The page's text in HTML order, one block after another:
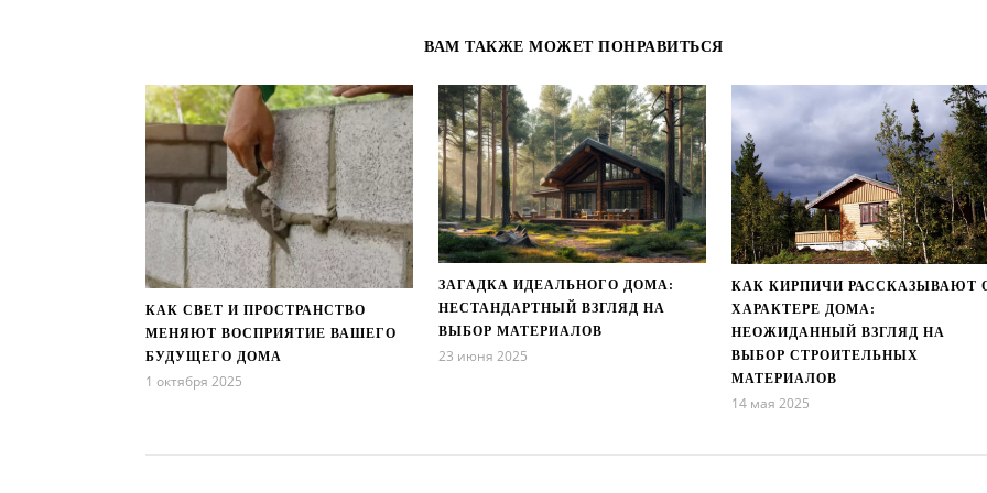
ВАМ ТАКЖЕ МОЖЕТ ПОНРАВИТЬСЯ
КАК СВЕТ И ПРОСТРАНСТВО
МЕНЯЮТ ВОСПРИЯТИЕ ВАШЕГО
БУДУЩЕГО ДОМА
1 октября 2025
ЗАГАДКА ИДЕАЛЬНОГО ДОМА:
НЕСТАНДАРТНЫЙ ВЗГЛЯД НА
ВЫБОР МАТЕРИАЛОВ
23 июня 2025
КАК КИРПИЧИ РАССКАЗЫВАЮТ
ХАРАКТЕРЕ ДОМА:
НЕОЖИДАННЫЙ ВЗГЛЯД НА
ВЫБОР СТРОИТЕЛЬНЫХ
МАТЕРИАЛОВ
14 мая 2025